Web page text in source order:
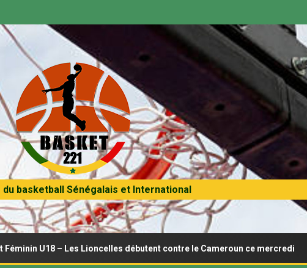
basketball Sénégalais et International
– Les Lioncelles débutent contre le Cameroun ce mercredi